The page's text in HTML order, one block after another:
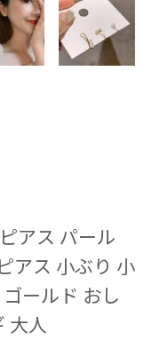
アス パール
アス 小ぶり 小
ールド おし
大人